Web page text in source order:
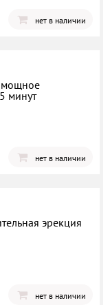
нет в наличии
мощное
минут
нет в наличии
эрекция
нет в наличии